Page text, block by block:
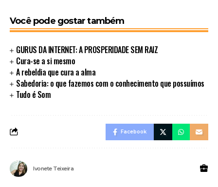
Você pode gostar também
GURUS DA INTERNET: A PROSPERIDADE SEM RAIZ
Cura-se a si mesmo
A rebeldia que cura a alma
Sabedoria: o que fazemos com o conhecimento que possuímos
Tudo é Som
Facebook
Ivonete Teixeira